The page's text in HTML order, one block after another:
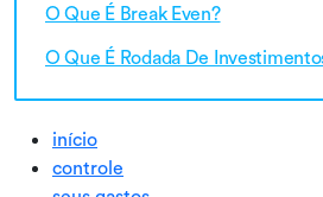
O Que É Break Even?
O Que É Rodada De
início
controle